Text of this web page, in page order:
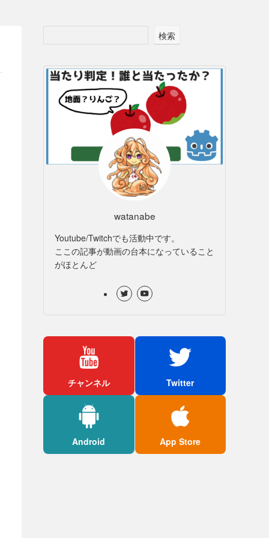
検索
watanabe
Youtube/Twitchでも活動中です。
ここの記事が動画の台本になっていること
がほとんど
チャンネル Twitter
Android App Store